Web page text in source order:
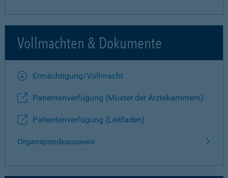
Vollmachten & Dokumente
Ermächtigung/Vollmacht
Patientenverfügung (Muster der Ärztekammern)
Patientenverfügung (Leitfaden)
Organspendeausweis